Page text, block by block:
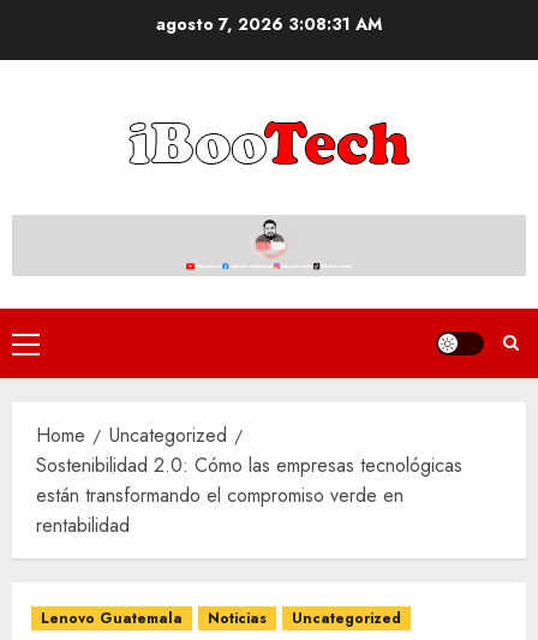
agosto 7, 2026 3:08:32 AM
Primary
Menu
Home
Uncategorized
Sostenibilidad 2.0: Cómo las empresas tecnológicas
están transformando el compromiso verde en
rentabilidad
Lenovo Guatemala Noticias Uncategorized